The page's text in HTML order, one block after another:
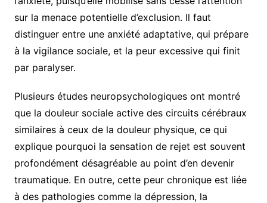
sur la menace potentielle d’exclusion. Il faut
distinguer entre une anxiété adaptative, qui prépare
à la vigilance sociale, et la peur excessive qui finit
par paralyser.
Plusieurs études neuropsychologiques ont montré
que la douleur sociale active des circuits cérébraux
similaires à ceux de la douleur physique, ce qui
explique pourquoi la sensation de rejet est souvent
profondément désagréable au point d’en devenir
traumatique. En outre, cette peur chronique est liée
à des pathologies comme la dépression, la